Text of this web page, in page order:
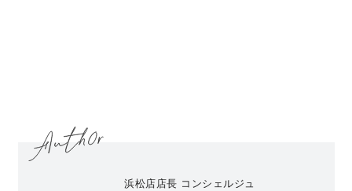
浜松店店長 コンシェルジュ